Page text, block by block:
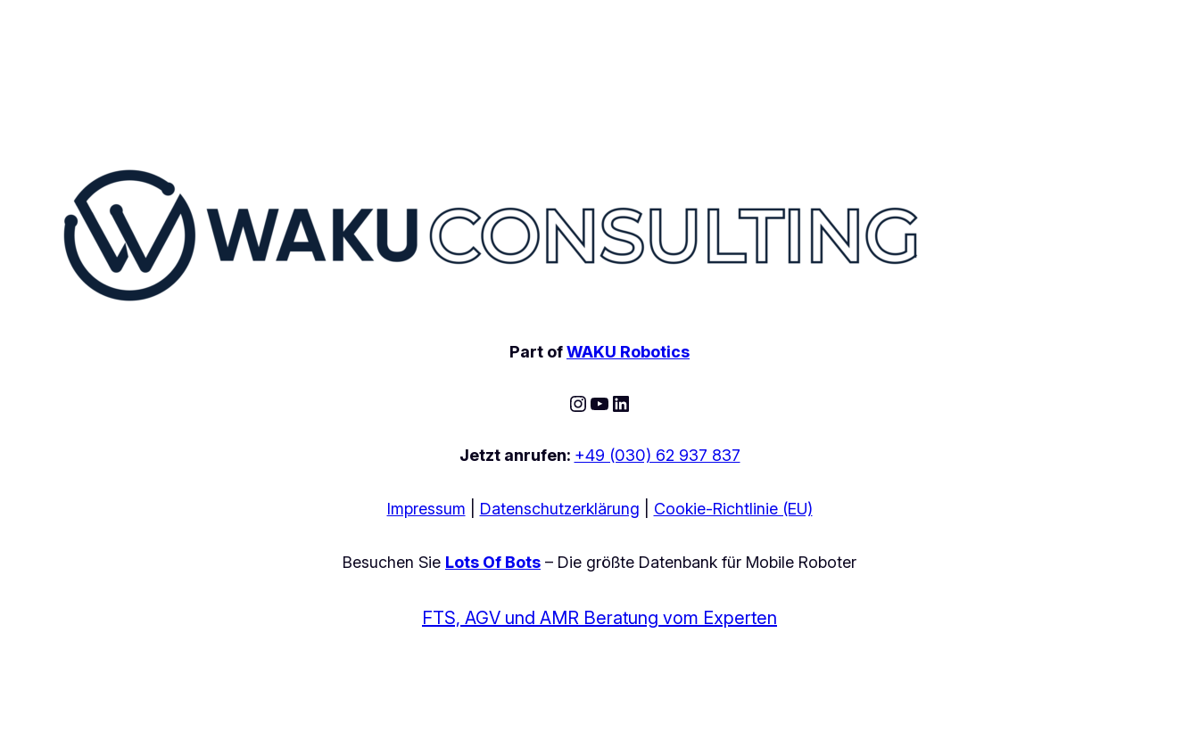
Part ofWAKU Robotics
Instagram
YouTube
LinkedIn
Jetzt anrufen: +49 (030) 62 937 837
Impressum Datenschutzerklärung Cookie-Richtlinie (EU)
Besuchen Sie Lots Of Bots – Die größte Datenbank für Mobile Roboter
FTS, AGV und AMR Beratung vom Experten